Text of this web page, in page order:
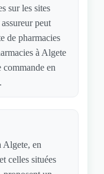
sur les sites
peut
de pharmacies
à Algete
commande en
Algete, en
celles situées